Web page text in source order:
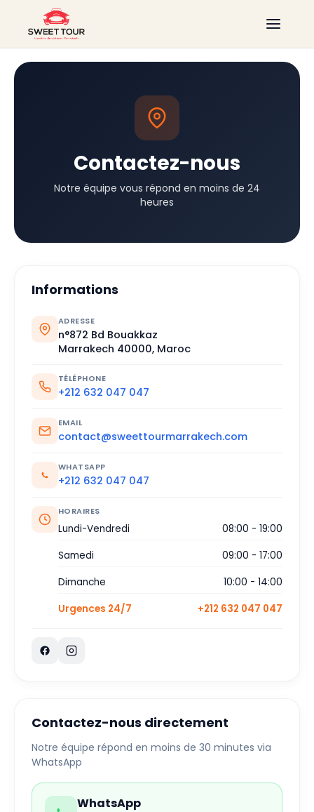
Contactez-nous
Notre équipe vous répond en moins de 24
heures
Informations
ADRESSE
n°872 Bd Bouakkaz
Marrakech 40000, Maroc
TÉLÉPHONE
+212 632 047 047
EMAIL
contact@sweettourmarrakech.com
WHATSAPP
+212 632 047 047
HORAIRES
Lundi-Vendredi
08:00 - 19:00
Samedi
09:00 - 17:00
Dimanche
10:00 - 14:00
Urgences 24/7
+212 632 047 047
Contactez-nous directement
Notre équipe répond en moins de 30 minutes via
WhatsApp
WhatsApp